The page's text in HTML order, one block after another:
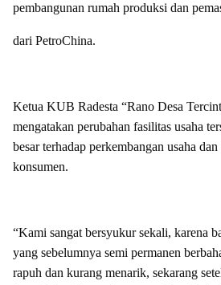
pembangunan rumah produksi dan
dari PetroChina.
Ketua KUB Radesta “Rano Desa
mengatakan perubahan fasilitas usaha
besar terhadap perkembangan usaha
konsumen.
“Kami sangat bersyukur sekali, karena
yang sebelumnya semi permanen
rapuh dan kurang menarik, sekarang